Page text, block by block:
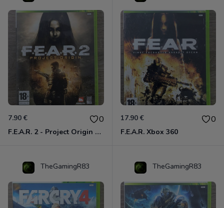
7.90 € 0
F.E.A.R. 2 - Project Origin Xbox 360
17.90 € 0
F.E.A.R. Xbox 360
TheGamingR83 TheGamingR83